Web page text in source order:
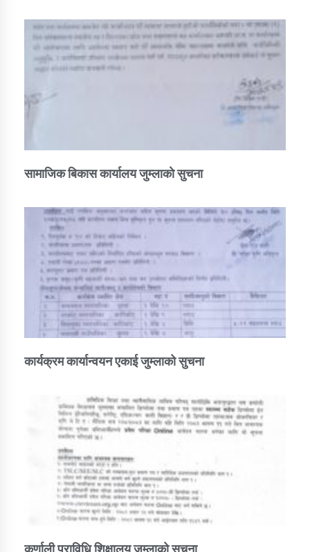
सामाजिक बिकास कार्यालय जुम्लाकाे सुचना
कार्यक्रम कार्यान्वयन एकाई जुम्लाको सुचना
कर्णाली प्राविधि शिक्षालय जुम्लाको सुचना